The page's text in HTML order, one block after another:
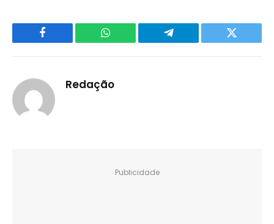
Facebook WhatsApp Telegram Twitter
Redação
Publicidade